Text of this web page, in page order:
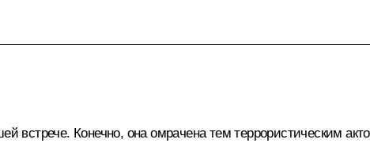
встрече. Конечно, она омрачена тем террористическим